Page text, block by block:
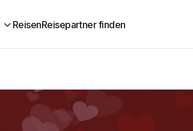
ReisenReisepartner finden